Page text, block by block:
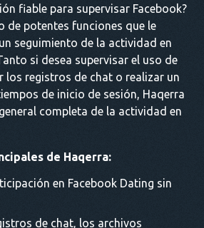
fiable para supervisar Facebook?
de potentes funciones que le
seguimiento de la actividad en
si desea supervisar el uso de
los registros de chat o realizar un
de inicio de sesión, Haqerra
completa de la actividad en
de Haqerra:
en Facebook Dating sin
de chat, los archivos